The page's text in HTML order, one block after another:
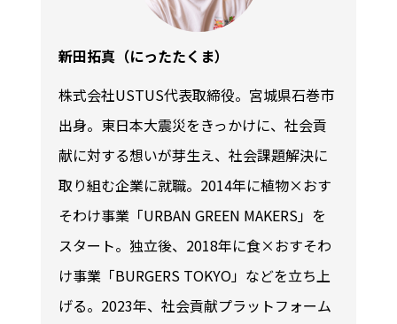
新田拓真（にったたくま）
株式会社USTUS代表取締役。宮城県石巻市
出身。東日本大震災をきっかけに、社会貢
献に対する想いが芽生え、社会課題解決に
取り組む企業に就職。2014年に植物×おす
そわけ事業「URBAN GREEN MAKERS」を
スタート。独立後、2018年に食×おすそわ
け事業「BURGERS TOKYO」などを立ち上
げる。2023年、社会貢献プラットフォーム